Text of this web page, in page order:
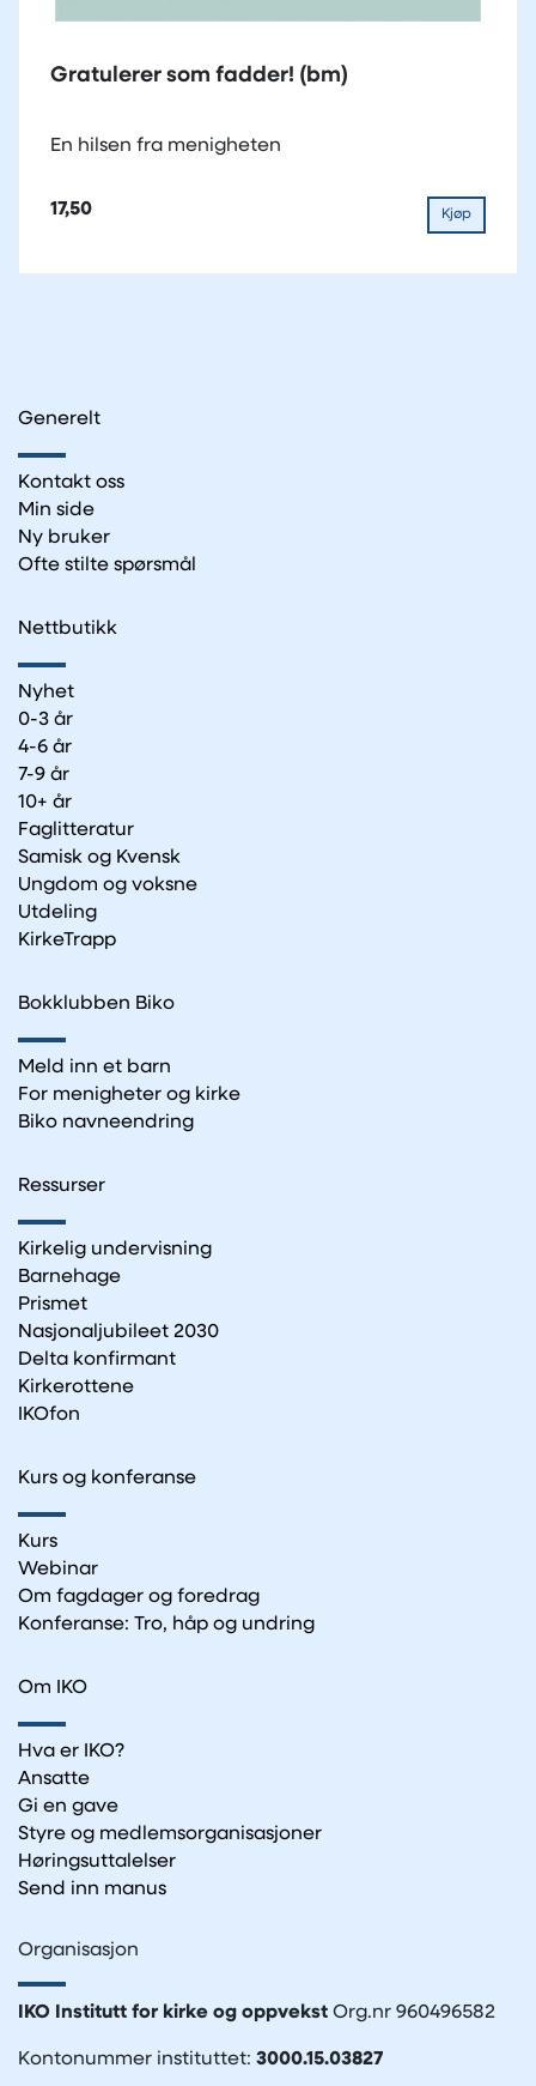
Gratulerer som fadder! (bm)
En hilsen fra menigheten
17,50 Kjøp
Generelt
Kontakt oss
Min side
Ny bruker
Ofte stilte spørsmål
Nettbutikk
Nyhet
0-3 år
4-6 år
7-9 år
10+ år
Faglitteratur
Samisk og Kvensk
Ungdom og voksne
Utdeling
KirkeTrapp
Bokklubben Biko
Meld inn et barn
For menigheter og kirke
Biko navneendring
Ressurser
Kirkelig undervisning
Barnehage
Prismet
Nasjonaljubileet 2030
Delta konfirmant
Kirkerottene
IKOfon
Kurs og konferanse
Kurs
Webinar
Om fagdager og foredrag
Konferanse: Tro, håp og undring
Om IKO
Hva er IKO?
Ansatte
Gi en gave
Styre og medlemsorganisasjoner
Høringsuttalelser
Send inn manus
Organisasjon
IKO Institutt for kirke og oppvekst Org.nr 960496582
Kontonummer instituttet: 3000.15.03827